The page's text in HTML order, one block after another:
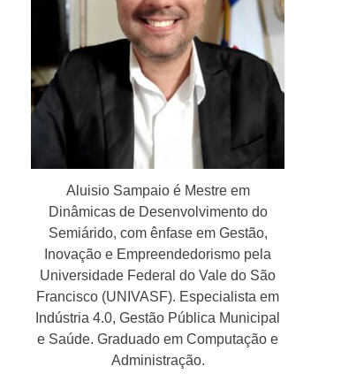
Aluisio Sampaio é Mestre em
Dinâmicas de Desenvolvimento do
Semiárido, com ênfase em Gestão,
Inovação e Empreendedorismo pela
Universidade Federal do Vale do São
Francisco (UNIVASF). Especialista em
Indústria 4.0, Gestão Pública Municipal
e Saúde. Graduado em Computação e
Administração.